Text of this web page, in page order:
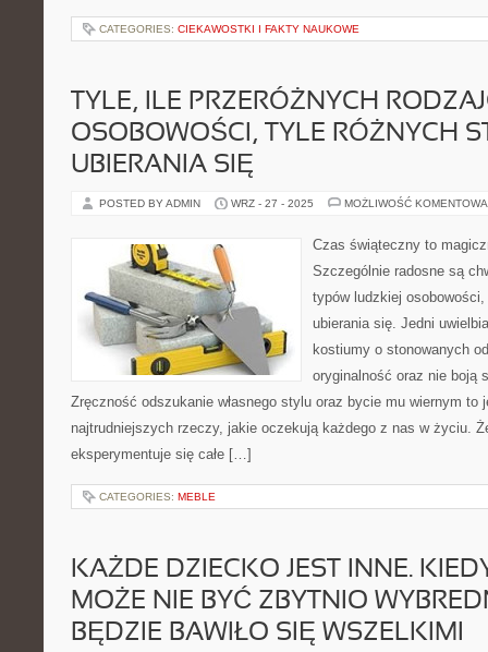
CATEGORIES: CIEKAWOSTKI I FAKTY NAUKOWE
TYLE, ILE PRZERÓŻNYCH
OSOBOWOŚCI, TYLE RÓŻNYCH
UBIERANIA SIĘ
POSTED BY ADMIN WRZ - 27 - 2025 MOŻLIWOŚĆ
Czas świąteczny to
Szczególnie radosne są
typów ludzkiej
ubierania się. Jedni
kostiumy o stonowanych
oryginalność oraz nie boją
Zręczność odszukanie własnego stylu oraz bycie mu wiernym to
najtrudniejszych rzeczy, jakie oczekują każdego z nas w życiu.
eksperymentuje się całe […]
CATEGORIES: MEBLE
KAŻDE DZIECKO JEST INNE.
MOŻE NIE BYĆ ZBYTNIO
BĘDZIE BAWIŁO SIĘ WSZELKIMI